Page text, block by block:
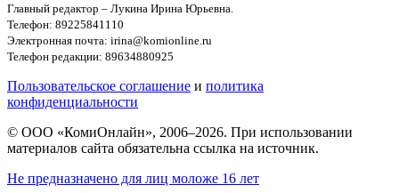
Главный редактор – Лукина Ирина Юрьевна.
Телефон: 89225841110
Электронная почта: irina@komionline.ru
Телефон редакции: 89634880925
Пользовательское соглашение и политика
конфиденциальности
© ООО «КомиОнлайн», 2006–2026. При использовании
материалов сайта обязательна ссылка на источник.
Не предназначено для лиц моложе 16 лет